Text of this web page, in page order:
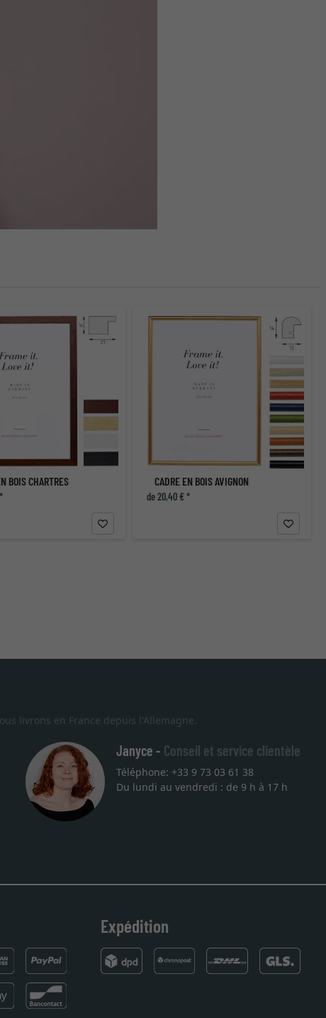
BOIS CHARTRES CADRE EN BOIS AVIGNON
de 20,40 € *
livrons en France depuis l'Allemagne.
sont au rendez
Merci.
Janyce - Conseil et service clientèle
Téléphone: +33 9 73 03 61 38
Du lundi au vendredi : de 9 h à 17 h
Expédition